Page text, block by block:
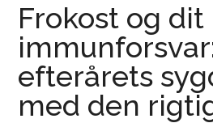
Frokost og dit
efterårets
med den